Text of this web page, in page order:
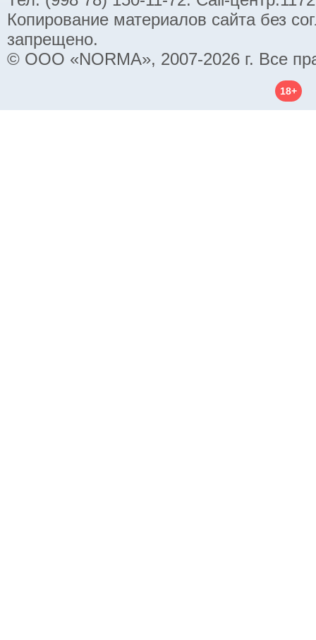
Копирование материалов сайта без
запрещено.
© ООО «NORMA», 2007-2026 г. Все
18+